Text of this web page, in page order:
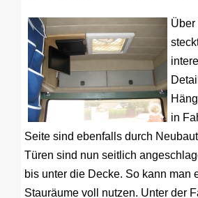
Über
in
Seite sind ebenfalls durch
Türen sind nun seitlich
bis unter die Decke. So kann man
Stauräume voll nutzen. Unter der